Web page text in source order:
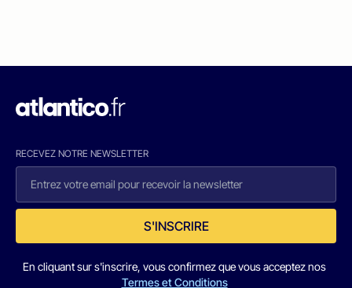
RECEVEZ NOTRE NEWSLETTER
S'INSCRIRE
En cliquant sur s'inscrire, vous confirmez que vous acceptez nos
Termes et Conditions